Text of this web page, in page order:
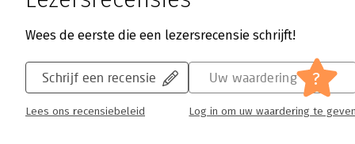
Wees de eerste die een lezersrecensie schrijft!
Schrijf een recensie
Lees ons recensiebeleid
Uw waardering ?
Log in om uw waardering te